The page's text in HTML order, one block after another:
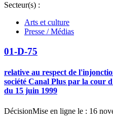
Secteur(s) :
Arts et culture
Presse / Médias
01-D-75
relative au respect de
société Canal Plus par la cour
du 15 juin 1999
DécisionMise en ligne le : 16